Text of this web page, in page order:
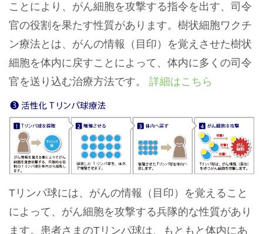
ことにより、がん細胞を攻撃する指令を出す、司令
官の役割を果たす性質があります。樹状細胞ワクチ
ン療法とは、がんの情報（目印）を覚えさせた樹状
細胞を体内に戻すことによって、体内に多くの司令
官を送り込む治療方法です。 詳細はこちら
Tリンパ球には、がんの情報（目印）を覚えること
によって、がん細胞を攻撃する兵隊的な性質があり
ます。患者さまのTリンパ球は、もともと体内にあ